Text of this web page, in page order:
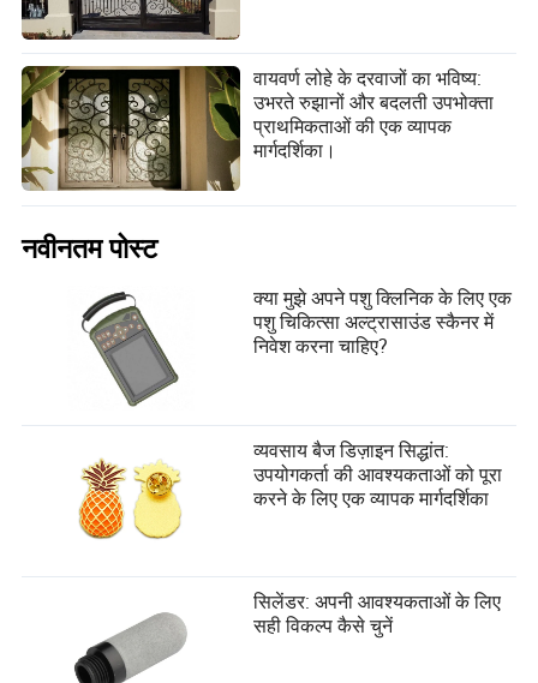
वायवर्ण लोहे के दरवाजों का भविष्य:
उभरते रुझानों और बदलती उपभोक्ता
प्राथमिकताओं की एक व्यापक
मार्गदर्शिका।
नवीनतम पोस्ट
क्या मुझे अपने पशु क्लिनिक के लिए एक
पशु चिकित्सा अल्ट्रासाउंड स्कैनर में
निवेश करना चाहिए?
व्यवसाय बैज डिज़ाइन सिद्धांत:
उपयोगकर्ता की आवश्यकताओं को पूरा
करने के लिए एक व्यापक मार्गदर्शिका
सिलेंडर: अपनी आवश्यकताओं के लिए
सही विकल्प कैसे चुनें